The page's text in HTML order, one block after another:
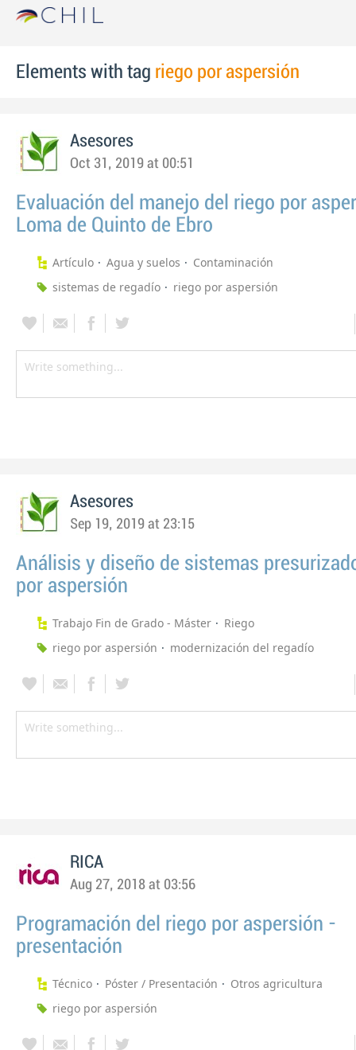
Elements with tag riego por aspersión
Asesores
Oct 31, 2019 at 00:51
Evaluación del manejo del riego por
Loma de Quinto de Ebro
Artículo Agua y suelos
Contaminación
sistemas de regadío
riego por aspersión
Asesores
Sep 19, 2019 at 23:15
Análisis y diseño de sistemas
por aspersión
Trabajo Fin de Grado - Máster
Riego
riego por aspersión
modernización del regadío
RICA
Aug 27, 2018 at 03:56
Programación del riego por aspersión -
presentación
Técnico Póster / Presentación
Otros agricultura
riego por aspersión